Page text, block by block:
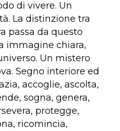
di vivere. Un
La distinzione tra
passa da questo
immagine chiara,
Un mistero
Segno interiore ed
accoglie, ascolta,
sogna, genera,
protegge,
ricomincia,